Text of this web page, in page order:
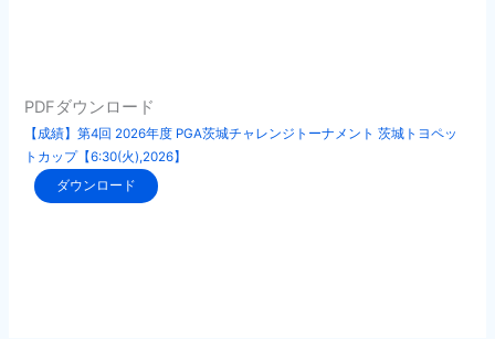
PDFダウンロード
【成績】第4回 2026年度 PGA茨城チャレンジトーナメント 茨城トヨペッ
トカップ【6:30(火),2026】
ダウンロード